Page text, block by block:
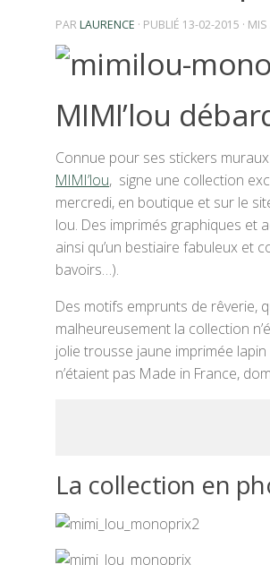
PAR LAURENCE · PUBLIÉ 13-02-2015 ·
MIMI’lou
Connue pour ses stickers
MIMI’lou, signe une collection
mercredi, en boutique et sur le
lou. Des imprimés graphiques et
ainsi qu’un bestiaire fabuleux et
bavoirs…).
Des motifs emprunts de rêverie,
malheureusement la collection
jolie trousse jaune imprimée
n’étaient pas Made in France,
La collection en